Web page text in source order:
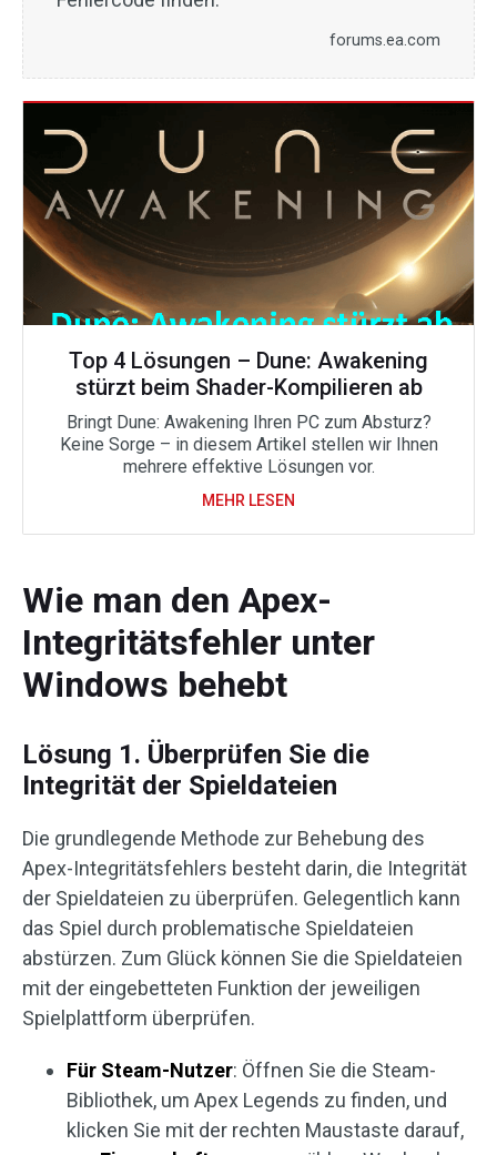
forums.ea.com
Top 4 Lösungen – Dune: Awakening
stürzt beim Shader-Kompilieren ab
Bringt Dune: Awakening Ihren PC zum Absturz?
Keine Sorge – in diesem Artikel stellen wir Ihnen
mehrere effektive Lösungen vor.
MEHR LESEN
Wie man den Apex-
Integritätsfehler unter
Windows behebt
Lösung 1. Überprüfen Sie die
Integrität der Spieldateien
Die grundlegende Methode zur Behebung des
Apex-Integritätsfehlers besteht darin, die Integrität
der Spieldateien zu überprüfen. Gelegentlich kann
das Spiel durch problematische Spieldateien
abstürzen. Zum Glück können Sie die Spieldateien
mit der eingebetteten Funktion der jeweiligen
Spielplattform überprüfen.
Für Steam-Nutzer: Öffnen Sie die Steam-
Bibliothek, um Apex Legends zu finden, und
klicken Sie mit der rechten Maustaste darauf,